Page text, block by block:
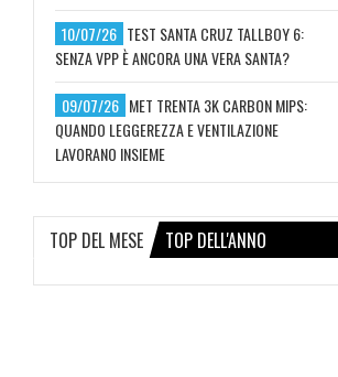
10/07/26 TEST SANTA CRUZ TALLBOY 6:
SENZA VPP È ANCORA UNA VERA SANTA?
09/07/26 MET TRENTA 3K CARBON MIPS:
QUANDO LEGGEREZZA E VENTILAZIONE
LAVORANO INSIEME
TOP DEL MESE TOP DELL'ANNO